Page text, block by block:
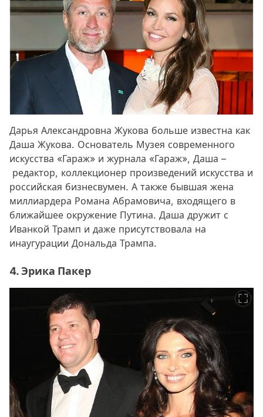
Дарья Александровна Жукова больше известна как
Даша Жукова. Основатель Музея современного
искусства «Гараж» и журнала «Гараж», Даша –
редактор, коллекционер произведений искусства и
российская бизнесвумен. А также бывшая жена
миллиардера Романа Абрамовича, входящего в
ближайшее окружение Путина. Даша дружит с
Иванкой Трамп и даже присутствовала на
инаугурации Дональда Трампа.
4. Эрика Пакер